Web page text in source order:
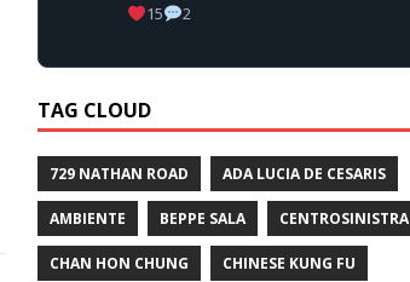
15 2
TAG CLOUD
729 NATHAN ROAD ADA LUCIA DE CESARIS
AMBIENTE BEPPE SALA CENTROSINISTRA
CHAN HON CHUNG CHINESE KUNG FU